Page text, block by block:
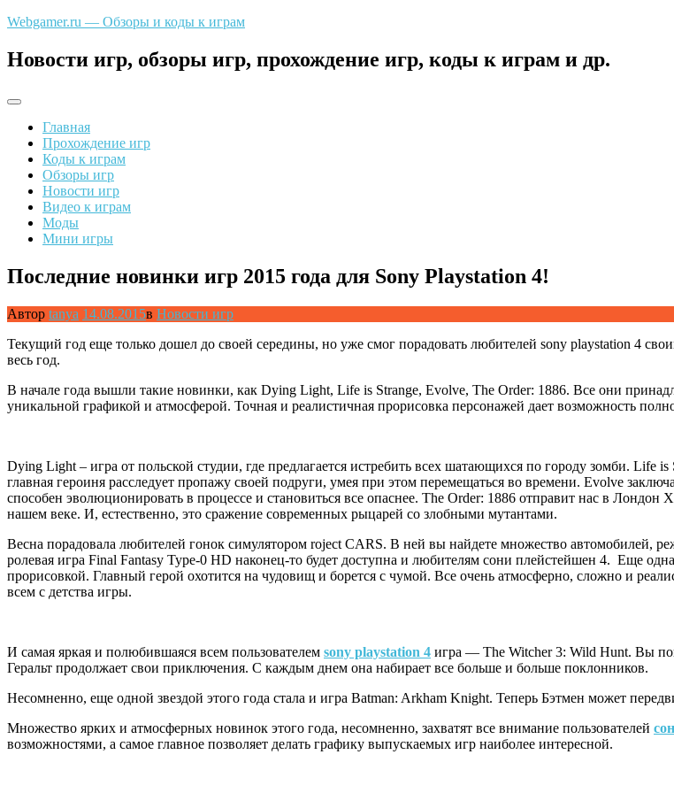
Перейти
содержимому
Webgamer.ru — Обзоры и коды к играм
Новости игр, обзоры игр, прохождение игр, коды к играм и др.
Главная
Прохождение игр
Коды к играм
Обзоры игр
Новости игр
Видео к играм
Моды
Мини игры
Последние новинки игр 2015 года для Sony Playstation 4!
Автор tanya 14.08.2015в Новости игр
Текущий год еще только дошел до своей середины, но уже смог порадовать любителей sony playstation 4
весь год.
В начале года вышли такие новинки, как Dying Light, Life is Strange, Evolve, The Order: 1886. Все они
уникальной графикой и атмосферой. Точная и реалистичная прорисовка персонажей дает возможность
Dying Light – игра от польской студии, где предлагается истребить всех шатающихся по городу зомби.
главная героиня расследует пропажу своей подруги, умея при этом перемещаться во времени. Evolve
способен эволюционировать в процессе и становиться все опаснее. The Order: 1886 отправит нас в
нашем веке. И, естественно, это сражение современных рыцарей со злобными мутантами.
Весна порадовала любителей гонок симулятором roject CARS. В ней вы найдете множество автомобилей,
ролевая игра Final Fantasy Type-0 HD наконец-то будет доступна и любителям сони плейстейшен 4. Еще
прорисовкой. Главный герой охотится на чудовищ и борется с чумой. Все очень атмосферно, сложно и
всем с детства игры.
И самая яркая и полюбившаяся всем пользователем sony playstation 4 игра — The Witcher 3: Wild Hunt. Вы
Геральт продолжает свои приключения. С каждым днем она набирает все больше и больше поклонников.
Несомненно, еще одной звездой этого года стала и игра Batman: Arkham Knight. Теперь Бэтмен может
Множество ярких и атмосферных новинок этого года, несомненно, захватят все внимание пользователей
возможностями, а самое главное позволяет делать графику выпускаемых игр наиболее интересной.